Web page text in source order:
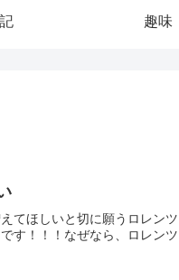
趣味
てほしいと切に願うロレン
す！！！なぜなら、ロレン